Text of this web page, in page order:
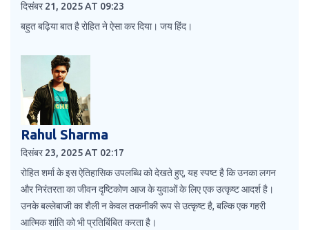
दिसंबर 21, 2025 AT 09:23
बहुत बढ़िया बात है रोहित ने ऐसा कर दिया। जय हिंद।
Rahul Sharma
दिसंबर 23, 2025 AT 02:17
रोहित शर्मा के इस ऐतिहासिक उपलब्धि को देखते हुए, यह स्पष्ट है कि उनका लगन
और निरंतरता का जीवन दृष्टिकोण आज के युवाओं के लिए एक उत्कृष्ट आदर्श है।
उनके बल्लेबाजी का शैली न केवल तकनीकी रूप से उत्कृष्ट है, बल्कि एक गहरी
आत्मिक शांति को भी प्रतिबिंबित करता है।